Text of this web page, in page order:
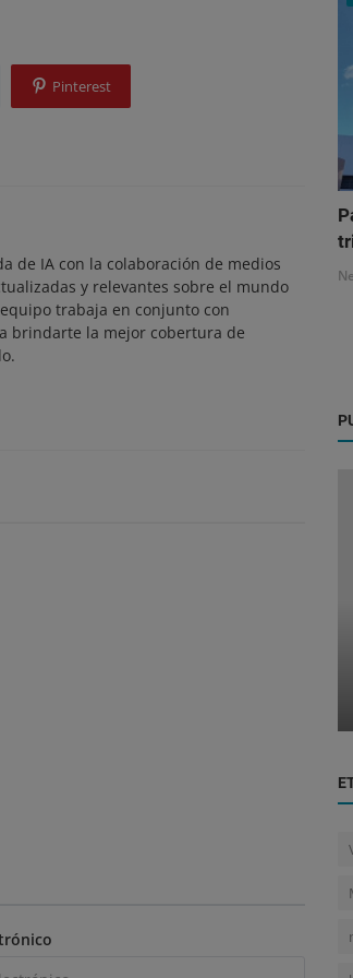
Pinterest
de IA con la colaboración de medios
y relevantes sobre el mundo
trabaja en conjunto con
brindarte la mejor cobertura de